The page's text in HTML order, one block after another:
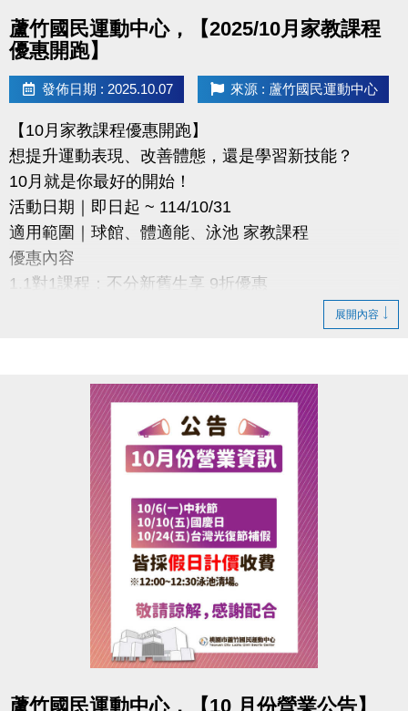
蘆竹國民運動中心，【2025/10月家教課程
優惠開跑】
發佈日期 : 2025.10.07 來源 : 蘆竹國民運動中心
【10月家教課程優惠開跑】
想提升運動表現、改善體態，還是學習新技能？
10月就是你最好的開始！
活動日期｜即日起 ~ 114/10/31
適用範圍｜球館、體適能、泳池 家教課程
優惠內容
1.1對1課程：不分新舊生享 9折優惠
2.20堂課程：報名即享 85折優惠(一對一課程不包含在
數量有限，送完為止)
展開內容
蘆竹國民運動中心，【10 月份營業公告】